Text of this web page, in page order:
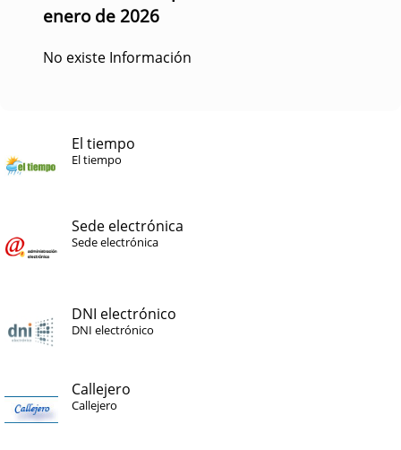
enero de 2026
No existe Información
El tiempo
El tiempo
Sede electrónica
Sede electrónica
DNI electrónico
DNI electrónico
Callejero
Callejero